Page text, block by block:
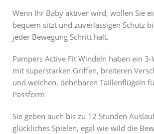
Wenn Ihr Baby aktiver wird, wollen Sie
bequem sitzt und zuverlässigen Schutz
jeder Bewegung Schritt hält.
Pampers Active Fit Windeln haben ein 3-
mit superstarken Griffen, breiteren
und weichen, dehnbaren Taillenflügeln
Passform
Sie geben auch bis zu 12 Stunden
glückliches Spielen, egal wie wild die